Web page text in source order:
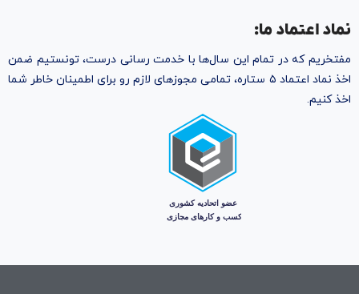
نماد اعتماد ما:
مفتخریم که در تمام این سال‌ها با خدمت رسانی درست، تونستیم ضمن
اخذ نماد اعتماد ۵ ستاره، تمامی مجوز‌های لازم رو برای اطمینان خاطر شما
اخذ کنیم.